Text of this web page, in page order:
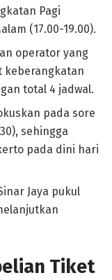
Pagi
(17.00-19.00).
operator yang
keberangkatan
total 4 jadwal.
pada sore
sehingga
pada dini hari
Jaya pukul
Tiket